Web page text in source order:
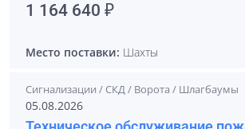
1 164 640 ₽
Место поставки: Шахты
Сигнализации / СКД / Ворота / Шлагбаумы
05.08.2026